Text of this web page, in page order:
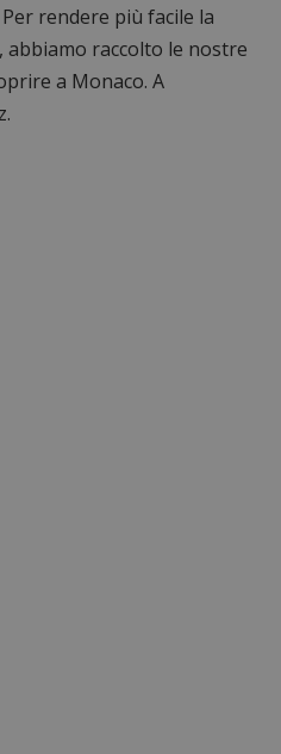
rendere più facile la
abbiamo raccolto le nostre
a Monaco. A